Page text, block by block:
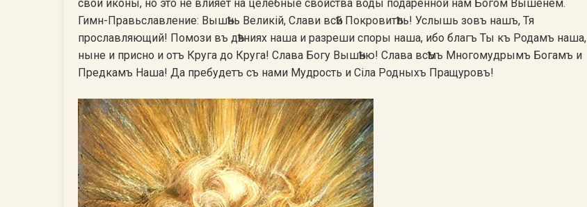
свои иконы, но это не влияет на целебные свойства воды подаренной нам Богом Вышенем.
Гимн-Правьславление: ВышѢнь Великiй, Слави всѢй ПокровитѢль! Услышь зовъ нашъ, Тя
прославляющий! Помози въ дѢяниях наша и разреши споры наша, ибо благъ Ты къ Родамъ наша,
ныне и присно и отъ Круга до Круга! Слава Богу ВышѢню! Слава всѢмъ Многомудрымъ Богамъ и
Предкамъ Наша! Да пребудетъ съ нами Мудрость и Сiла Родныхъ Пращуровъ!